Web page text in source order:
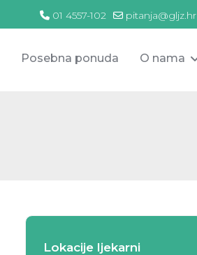
01 4557-102 pitanja@gljz.hr
Posebna ponuda O nama
Lokacije ljekarni